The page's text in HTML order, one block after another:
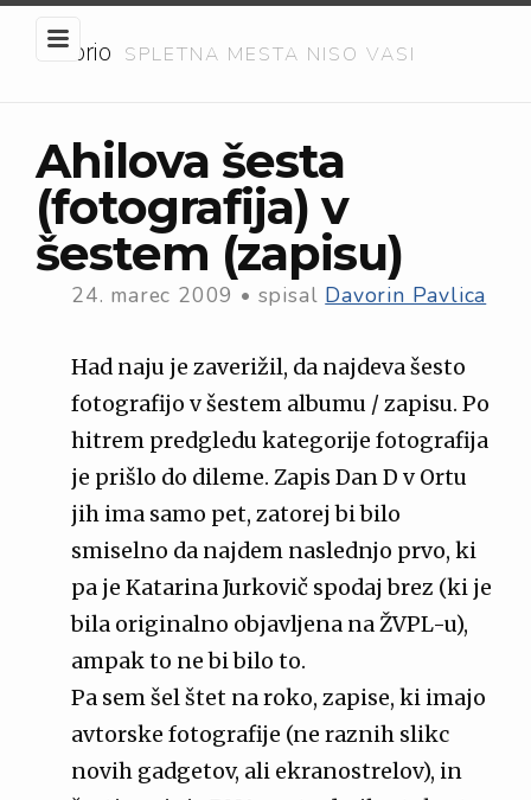
Embrio SPLETNA MESTA NISO VASI
Ahilova šesta
(fotografija) v
šestem (zapisu)
24. marec 2009 • spisal Davorin Pavlica
Had naju je zaverižil, da najdeva šesto
fotografijo v šestem albumu / zapisu. Po
hitrem predgledu kategorije fotografija
je prišlo do dileme. Zapis Dan D v Ortu
jih ima samo pet, zatorej bi bilo
smiselno da najdem naslednjo prvo, ki
pa je Katarina Jurkovič spodaj brez (ki je
bila originalno objavljena na ŽVPL-u),
ampak to ne bi bilo to.
Pa sem šel štet na roko, zapise, ki imajo
avtorske fotografije (ne raznih slikc
novih gadgetov, ali ekranostrelov), in